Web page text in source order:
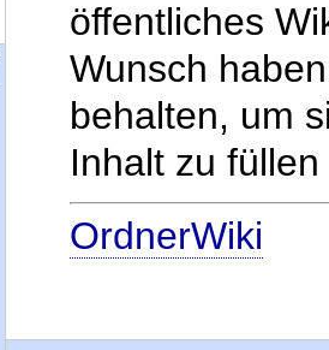
öffentliches
Wunsch
behalten, um
Inhalt zu
OrdnerWiki